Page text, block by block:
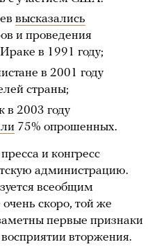
высказались
и проведения
в 1991 году;
в 2001 году
страны;
в 2003 году
75% опрошенных.
и конгресс
администрацию.
всеобщим
скоро, той же
первые признаки
вторжения.